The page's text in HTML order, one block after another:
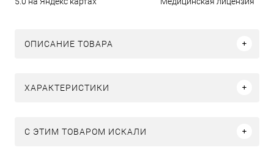
ОПИСАНИЕ ТОВАРА
ХАРАКТЕРИСТИКИ
C ЭТИМ ТОВАРОМ ИСКАЛИ